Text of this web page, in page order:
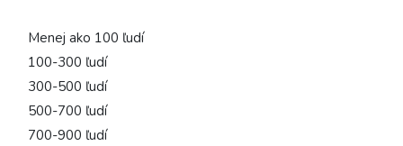
    Menej ako 100 ľudí
    100-300 ľudí
    300-500 ľudí
    500-700 ľudí
    700-900 ľudí